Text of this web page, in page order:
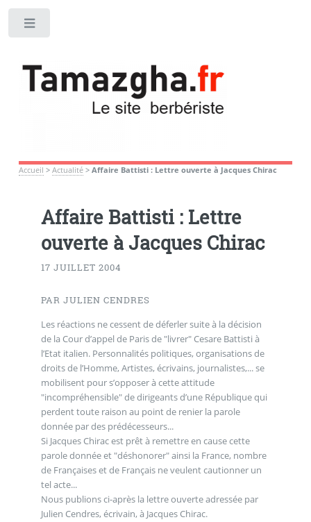
Accueil > Actualité> Affaire Battisti : Lettre ouverte à Jacques Chirac
Affaire Battisti : Lettre
ouverte à Jacques Chirac
17 JUILLET 2004
PAR JULIEN CENDRES
Les réactions ne cessent de déferler suite à la décision
de la Cour d’appel de Paris de "livrer" Cesare Battisti à
l’Etat italien. Personnalités politiques, organisations de
droits de l’Homme, Artistes, écrivains, journalistes,... se
mobilisent pour s’opposer à cette attitude
"incompréhensible" de dirigeants d’une République qui
perdent toute raison au point de renier la parole
donnée par des prédécesseurs...
Si Jacques Chirac est prêt à remettre en cause cette
parole donnée et "déshonorer" ainsi la France, nombre
de Françaises et de Français ne veulent cautionner un
tel acte...
Nous publions ci-après la lettre ouverte adressée par
Julien Cendres, écrivain, à Jacques Chirac.